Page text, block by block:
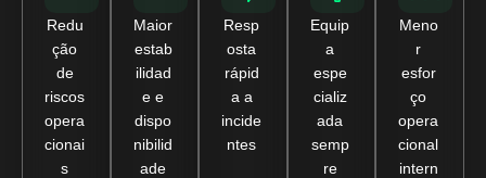
Redu
ção
de
riscos
opera
cionai
s
Maior
estab
ilidad
e e
dispo
nibilid
ade
Resp
osta
rápid
a a
incide
ntes
Equip
a
espe
cializ
ada
semp
re
Meno
r
esfor
ço
opera
cional
intern